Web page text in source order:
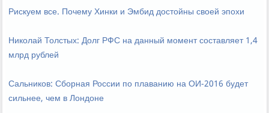
Рискуем все. Почему Хинки и Эмбид достойны своей эпохи
Николай Толстых: Долг РФС на данный момент составляет 1,4
млрд рублей
Сальников: Сборная России по плаванию на ОИ-2016 будет
сильнее, чем в Лондоне